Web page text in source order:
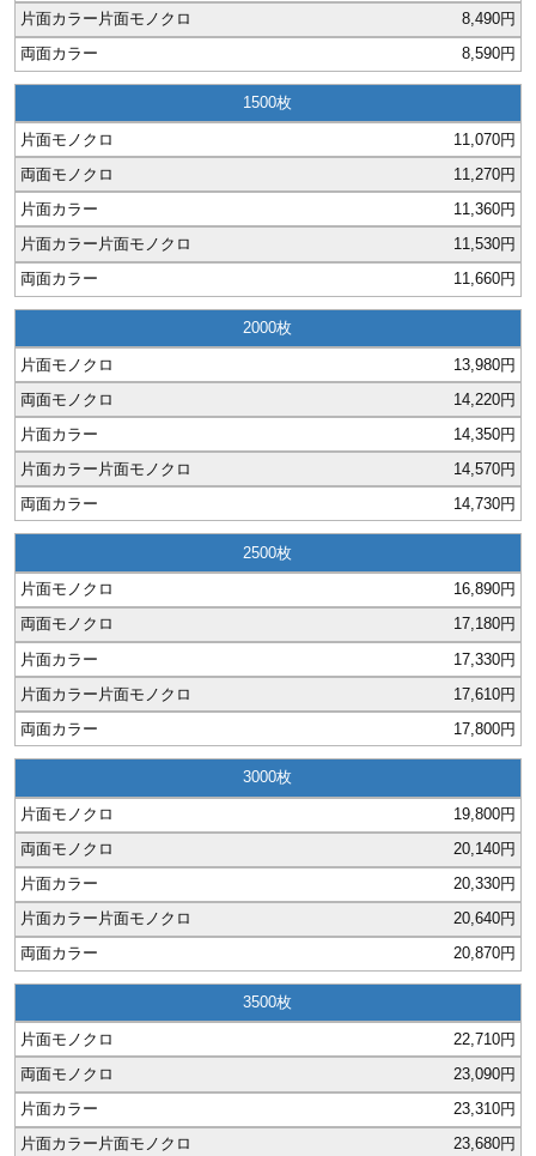
8,490円
8,590円
1500
11,070円
11,270円
11,360円
11,530円
11,660円
2000
13,980円
14,220円
14,350円
14,570円
14,730円
2500
16,890円
17,180円
17,330円
17,610円
17,800円
3000
19,800円
20,140円
20,330円
20,640円
20,870円
3500
22,710円
23,090円
23,310円
23,680円